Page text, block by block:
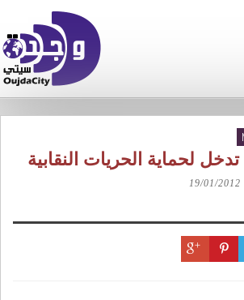
لحماية الحريات النقابية
19/01/2012